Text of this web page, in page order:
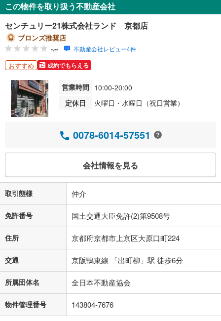
この物件を取り扱う不動産会社
センチュリー21株式会社ランド 京都店
ブロンズ推奨店
-.-- 不動産会社レビュー4件
おすすめ 成約でもらえる
営業時間 10:00-20:00
定休日
火曜日・水曜日（祝日営業）
0078-6014-57551
会社情報を見る
取引態様 仲介
免許番号 国土交通大臣免許(2)第9508号
住所 京都府京都市上京区大原口町224
交通 京阪鴨東線 「出町柳」駅 徒歩6分
所属団体名 全日本不動産協会
物件管理番号 143804-7676